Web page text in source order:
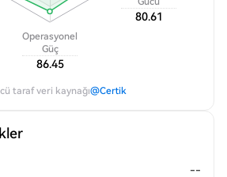
Operasyonel
Güç
86.45
80.61
taraf veri kaynağı@Certik
--